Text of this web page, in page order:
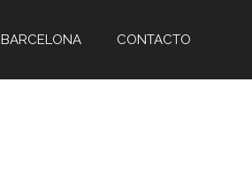
Barcelona Contacto
BARCELONA CONTACTO